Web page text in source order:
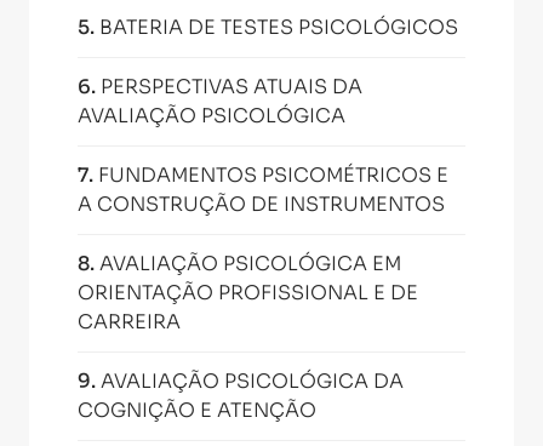
5. BATERIA DE TESTES PSICOLÓGICOS
6. PERSPECTIVAS ATUAIS DA
AVALIAÇÃO PSICOLÓGICA
7. FUNDAMENTOS PSICOMÉTRICOS E
A CONSTRUÇÃO DE INSTRUMENTOS
8.AVALIAÇÃO PSICOLÓGICA EM
ORIENTAÇÃO PROFISSIONAL E DE
CARREIRA
9.AVALIAÇÃO PSICOLÓGICA DA
COGNIÇÃO E ATENÇÃO